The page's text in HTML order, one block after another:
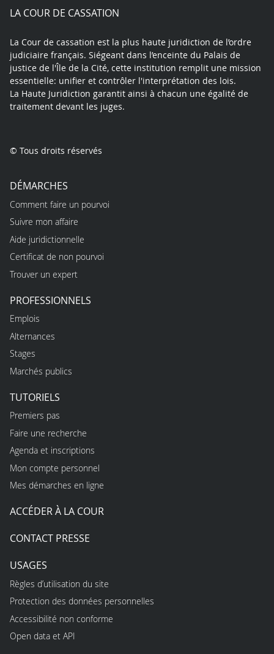
LA COUR DE CASSATION
La Cour de cassation est la plus haute juridiction de l’ordre
judiciaire français. Siégeant dans l’enceinte du Palais de
justice de l'Île de la Cité, cette institution remplit une mission
essentielle: unifier et contrôler l'interprétation des lois.
La Haute Juridiction garantit ainsi à chacun une égalité de
traitement devant les juges.
© Tous droits réservés
DÉMARCHES
Comment faire un pourvoi
Suivre mon affaire
Aide juridictionnelle
Certificat de non pourvoi
Trouver un expert
PROFESSIONNELS
Emplois
Alternances
Stages
Marchés publics
TUTORIELS
Premiers pas
Faire une recherche
Agenda et inscriptions
Mon compte personnel
Mes démarches en ligne
ACCÉDER À LA COUR
CONTACT PRESSE
USAGES
Règles d’utilisation du site
Protection des données personnelles
Accessibilité non conforme
Open data et API